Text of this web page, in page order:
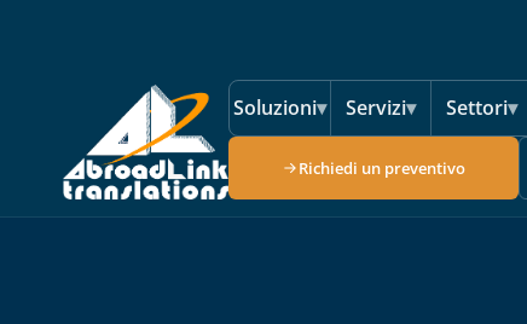
Soluzioni▾ Servizi▾ Settori▾
Richiedi un preventivo